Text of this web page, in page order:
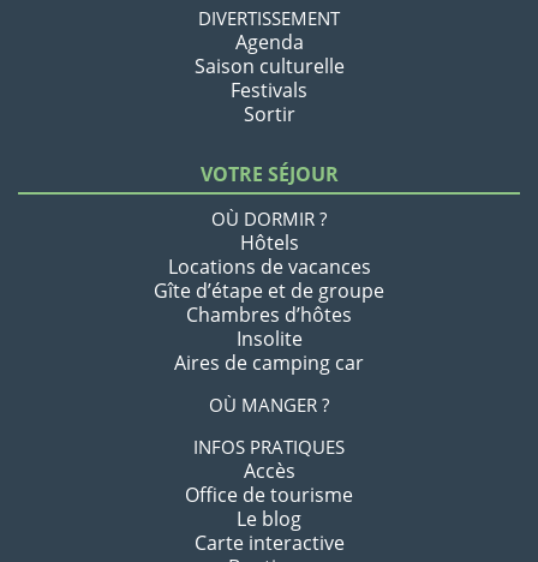
DIVERTISSEMENT
Agenda
Saison culturelle
Festivals
Sortir
VOTRE SÉJOUR
OÙ DORMIR ?
Hôtels
Locations de vacances
Gîte d’étape et de groupe
Chambres d’hôtes
Insolite
Aires de camping car
OÙ MANGER ?
INFOS PRATIQUES
Accès
Office de tourisme
Le blog
Carte interactive